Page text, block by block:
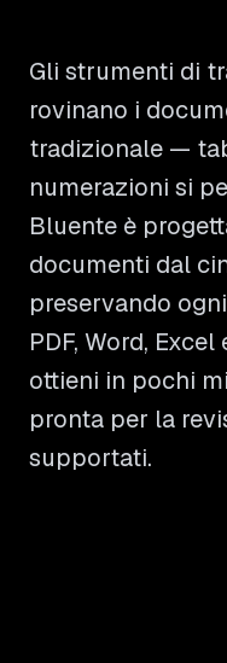
Gli strumenti di
rovinano i
tradizionale —
numerazioni si
Bluente è
documenti dal
preservando
PDF, Word,
ottieni in pochi
pronta per la
supportati.